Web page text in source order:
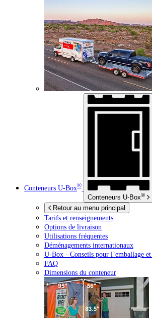
Conteneurs U-Box®
Conteneurs U-Box®
Retour au menu principal
Tarifs et renseignements
Options de livraison
Utilisations fréquentes
Déménagements internationaux
U-Box - Conseils pour l’emballage
FAQ
Dimensions du conteneur